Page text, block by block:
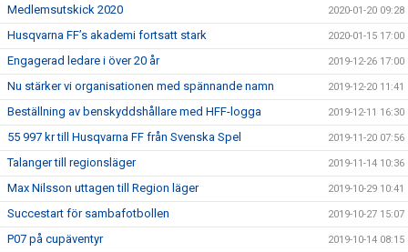
Medlemsutskick 2020 2020-01-20 09:28
Husqvarna FF’s akademi fortsatt stark 2020-01-15 17:00
Engagerad ledare i över 20 år 2019-12-26 17:00
Nu stärker vi organisationen med spännande namn 2019-12-20 11:41
Beställning av benskyddshållare med HFF-logga 2019-12-11 16:30
55 997 kr till Husqvarna FF från Svenska Spel 2019-11-20 07:56
Talanger till regionsläger 2019-11-14 10:36
Max Nilsson uttagen till Region läger 2019-10-29 10:41
Succestart för sambafotbollen 2019-10-27 15:07
P07 på cupäventyr 2019-10-14 08:15